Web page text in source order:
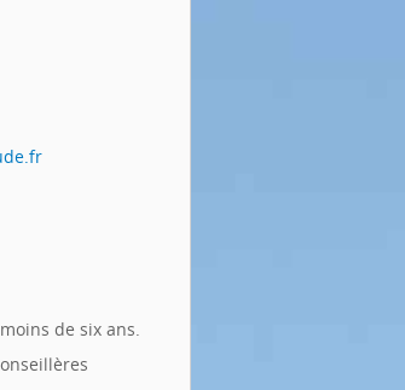
de six ans.